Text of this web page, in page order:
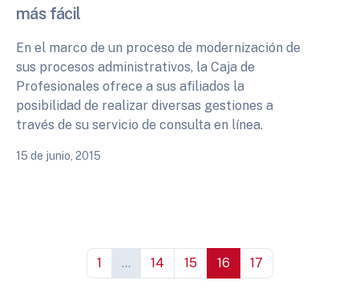
más fácil
En el marco de un proceso de modernización de
sus procesos administrativos, la Caja de
Profesionales ofrece a sus afiliados la
posibilidad de realizar diversas gestiones a
través de su servicio de consulta en línea.
15 de junio, 2015
1 ... 14 15 16 17